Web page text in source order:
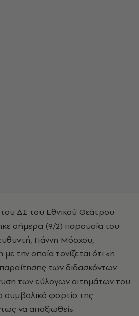
ΔΣ του Εθνικού Θεάτρου
σήμερα (9/2) παρουσία του
Γιάννη Μόσχου,
την οποία τονίζεται ότι «η
των διδασκόντων
των εύλογων αιτημάτων του
συμβολικό φορτίο της
να απαξιωθεί».